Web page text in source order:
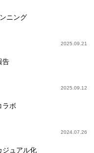
ニング
2025.09.21
告
2025.09.12
ラボ
2024.07.26
ジュアル化